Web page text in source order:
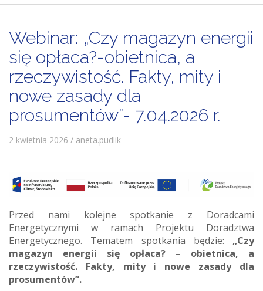
Webinar: „Czy magazyn energii
się opłaca?-obietnica, a
rzeczywistość. Fakty, mity i
nowe zasady dla
prosumentów”- 7.04.2026 r.
2 kwietnia 2026 / aneta.pudlik
Przed nami kolejne spotkanie z Doradcami
Energetycznymi w ramach Projektu Doradztwa
Energetycznego. Tematem spotkania będzie: „Czy
magazyn energii się opłaca? – obietnica, a
rzeczywistość. Fakty, mity i nowe zasady dla
prosumentów”.